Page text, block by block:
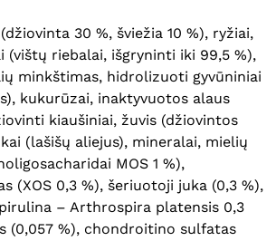
30 %, šviežia 10 %), ryžiai,
(vištų riebalai, išgryninti iki 99,5 %),
minkštimas, hidrolizuoti gyvūniniai
kukurūzai, inaktyvuotos alaus
kiaušiniai, žuvis (džiovintos
(lašišų aliejus), mineralai, mielių
MOS 1 %),
(XOS 0,3 %), šeriuotoji juka (0,3 %),
– Arthrospira platensis 0,3
(0,057 %), chondroitino sulfatas